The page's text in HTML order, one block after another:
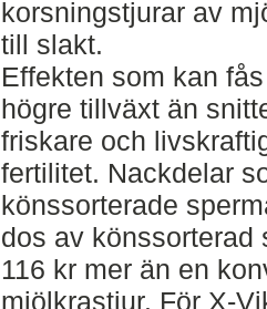
korsningstjurar av
till slakt.
Effekten som kan
högre tillväxt än
friskare och
fertilitet. Nackdelar
könssorterade
dos av könssorterad
116 kr mer än en
mjölkrastjur. För X-